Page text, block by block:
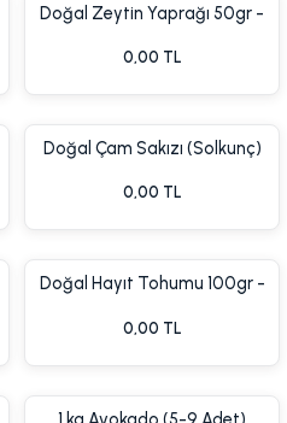
Doğal Zeytin Yaprağı 50gr -
0,00 TL
Doğal Çam Sakızı (Solkunç)
0,00 TL
Doğal Hayıt Tohumu 100gr -
0,00 TL